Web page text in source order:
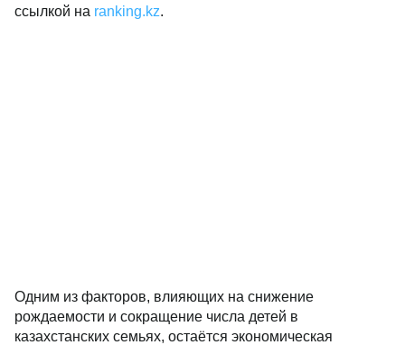
ссылкой на ranking.kz.
Одним из факторов, влияющих на снижение
рождаемости и сокращение числа детей в
казахстанских семьях, остаётся экономическая